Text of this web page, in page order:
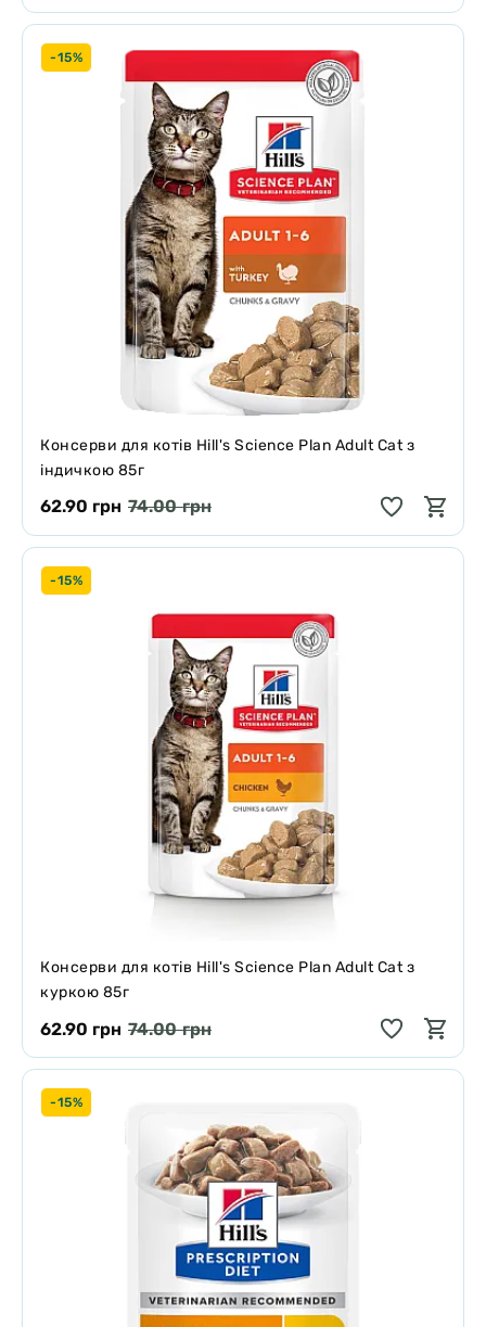
-15%
Консерви для котів Hill's Science Plan Adult Cat з
індичкою 85г
62.90 грн 74.00 грн
-15%
Консерви для котів Hill's Science Plan Adult Cat з
куркою 85г
62.90 грн 74.00 грн
-15%